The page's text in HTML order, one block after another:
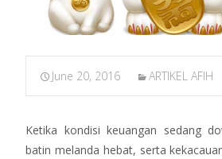
June 20, 2016 ARTIKEL AFIH
Ketika kondisi keuangan sedang
batin melanda hebat, serta